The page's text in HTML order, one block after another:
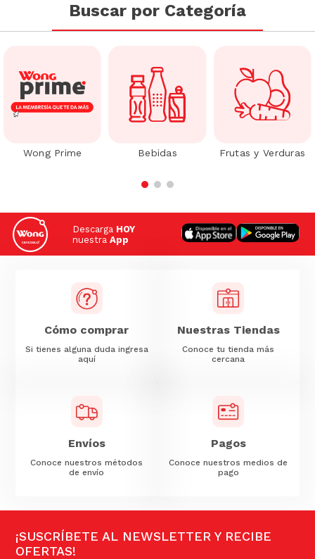
Buscar por Categoría
Wong Prime Bebidas Frutas y Verduras
Descarga HOY
nuestra App
Cómo comprar
Si tienes alguna duda ingresa
aquí
Nuestras Tiendas
Conoce tu tienda más
cercana
Envíos
Conoce nuestros métodos
de envío
Pagos
Conoce nuestros medios de
pago
¡SUSCRÍBETE AL NEWSLETTER Y RECIBE
OFERTAS!